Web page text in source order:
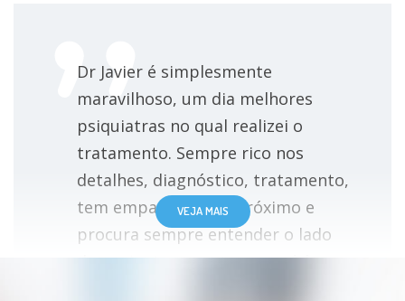
Dr Javier é simplesmente
maravilhoso, um dia melhores
psiquiatras no qual realizei o
tratamento. Sempre rico nos
detalhes, diagnóstico, tratamento,
tem empatia com o próximo e
procura sempre entender o lado
do paciente perante sua saúde.
VEJA MAIS